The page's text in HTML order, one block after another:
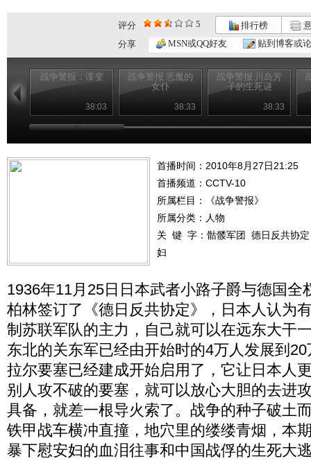
评分 5 排行榜
分享
MSN或QQ好友 贴到博客或
战争警报：谍变
38:03
战争警报 恶魔的
女仆
38:33
战争警报 川岛芳
子的生死谜
38:33
首播时间：2010年8月27日21:25
首播频道： CCTV-10
所属栏目：
《战争警报》
所属分类：人物
关 键 字： 骷髅军团
德日反共协定
妇
1936年11月25日日本武者小路子爵与德国全
柏林签订了《德日反共协定》，日本人认为
制苏联军队的主力，自己就可以在远东大干
东北的关东军已经由开始时的4万人发展到
拉尔要塞已经建成开始启用了，它让日本人
别人攻不破的要塞，就可以放心大胆的去进
具备，就差一根导火索了。战争的种子破土
铁甲战车横冲直撞，地穴里的缕缕青烟，本
暴下慰安妇的血泪往事和中国战俘的生死大